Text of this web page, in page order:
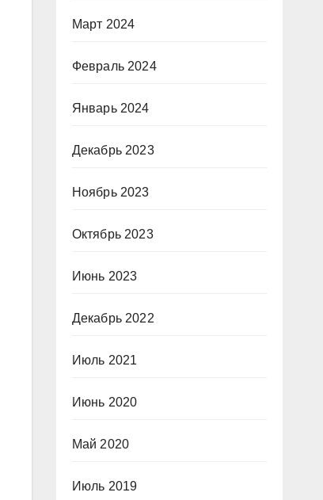
Март 2024
Февраль 2024
Январь 2024
Декабрь 2023
Ноябрь 2023
Октябрь 2023
Июнь 2023
Декабрь 2022
Июль 2021
Июнь 2020
Май 2020
Июль 2019